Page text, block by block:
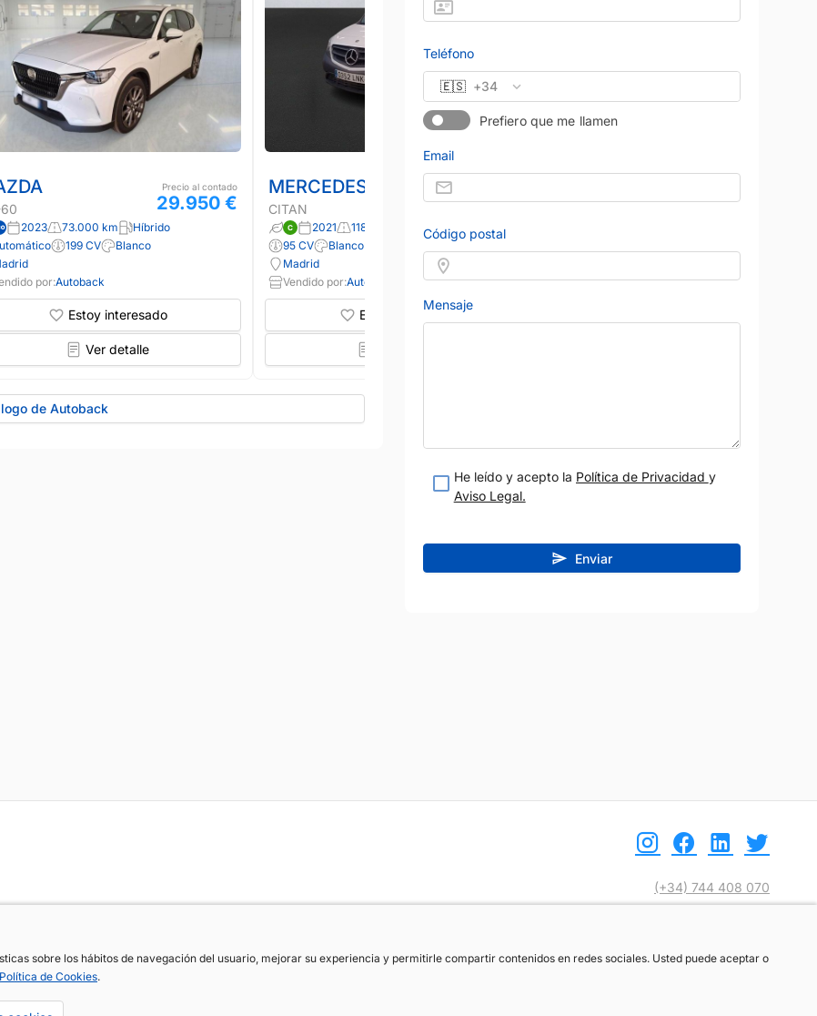
Precio al contado
29.950 €
2023 73.000 km
Híbrido
199 CV
Blanco
por:Autoback
Estoy interesado
Ver detalle
MERCEDES-BENZ
CITAN 10.950 €
2021 118.000 km Diésel
Manual
95 CV
Blanco
Madrid
Vendido por:Autoback
Estoy interesado
Vendido por:Autoback
de Autoback
Teléfono
🇪🇸 +34
Prefiero que me llamen
Email
Código postal
Mensaje
He leído y acepto la Política de Privacidad y
Aviso Legal.
Enviar
sobre los hábitos de navegación del usuario, mejorar su experiencia y permitirle compartir contenidos en redes sociales. Usted puede aceptar o
Política de Cookies.
sobre los hábitos de navegación del usuario, mejorar su experiencia y permitirle compartir contenidos en redes sociales. Usted puede aceptar o
Política de Cookies.
(+34) 744 408 070